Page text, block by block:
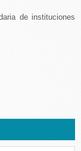
de instituciones